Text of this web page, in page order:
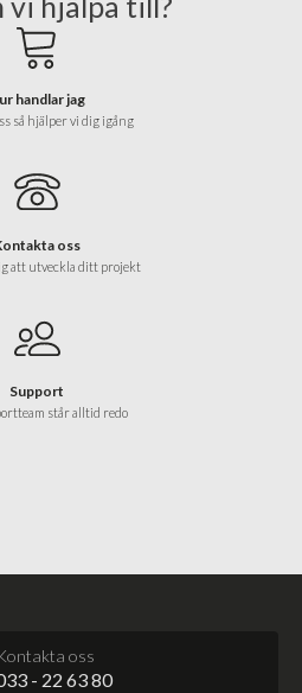
handlar jag
så hjälper vi dig igång
oss
att utveckla ditt projekt
Support
står alltid redo
oss
- 22 63 80